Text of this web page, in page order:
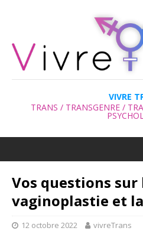
VIVRE
TRANS / TRANSGENRE /
Vos questions sur
vaginoplastie et
12 octobre 2022 vivreTrans